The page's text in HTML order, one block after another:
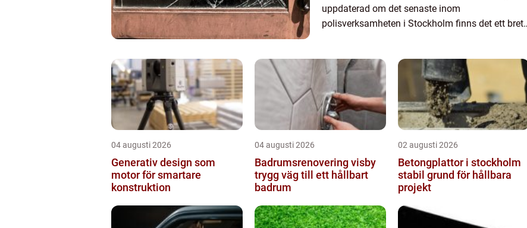
uppdaterad om det senaste inom
polisverksamheten i Stockholm finns det ett brett
04 augusti 2026
Generativ design som
motor för smartare
konstruktion
04 augusti 2026
Badrumsrenovering visby
trygg väg till ett hållbart
badrum
02 augusti 2026
Betongplattor i stockholm
stabil grund för hållbara
projekt